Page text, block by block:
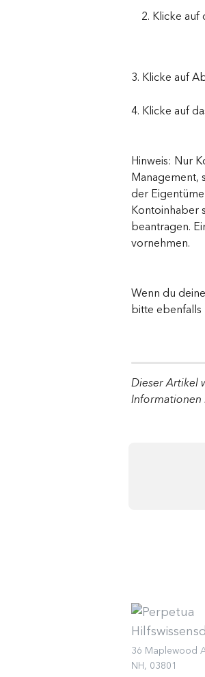
Klicke
3. Klicke auf
4. Klicke auf
Hinweis: Nur
Management,
der
Kontoinhaber
beantragen.
vornehmen.
Wenn du
bitte ebenfalls
Dieser Artikel
Informationen
36 Maplewood
NH, 03801